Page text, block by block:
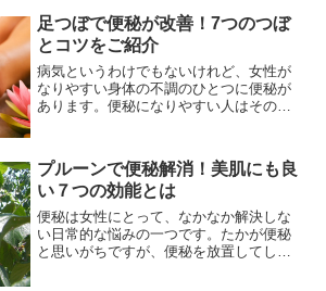
あるため、食生活で便秘を解消していき
ましょう。便秘の解消に効果があると注
目されているのがプルーンです。日本で
はドライフルーツとして流通してい...
足つぼで便秘が改善！7つのつぼ
とコツをご紹介
病気というわけでもないけれど、女性が
なりやすい身体の不調のひとつに便秘が
あります。便秘になりやすい人はその状
ありません。ですが、便秘を放置するこ
とは、その他いろいろな身体の不調を引
き起こすことにつながります。腹痛や頭
痛、肩こり、アレルギーや免疫力の...
プルーンで便秘解消！美肌にも良
い７つの効能とは
便秘は女性にとって、なかなか解決しな
い日常的な悩みの一つです。たかが便秘
と思いがちですが、便秘を放置してしま